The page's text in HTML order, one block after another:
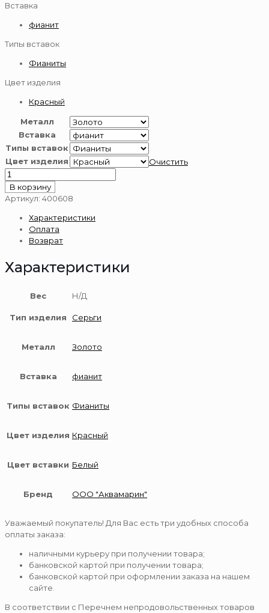
Вставка
фианит
Типы вставок
Фианиты
Цвет изделия
Красный
Металл
Вставка
Типы вставок
Цвет изделия
Очистить
Количество
товара
Серьги
золота
пробы
В корзину
Артикул: 400608
Характеристики
Оплата
Возврат
Характеристики
Вес Н/Д
Тип изделия Серьги
Металл Золото
Вставка фианит
Типы вставок Фианиты
Цвет изделия Красный
Цвет вставки Белый
Бренд ООО "Аквамарин"
Уважаемый покупатель! Для Вас есть три удобных способа
оплаты заказа:
наличными курьеру при получении товара;
банковской картой при получении товара;
банковской картой при оформлении заказа на нашем
сайте.
В соответствии с Перечнем непродовольственных товаров